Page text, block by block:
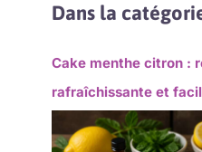
Dans la
Cake menthe citron :
rafraîchissante et